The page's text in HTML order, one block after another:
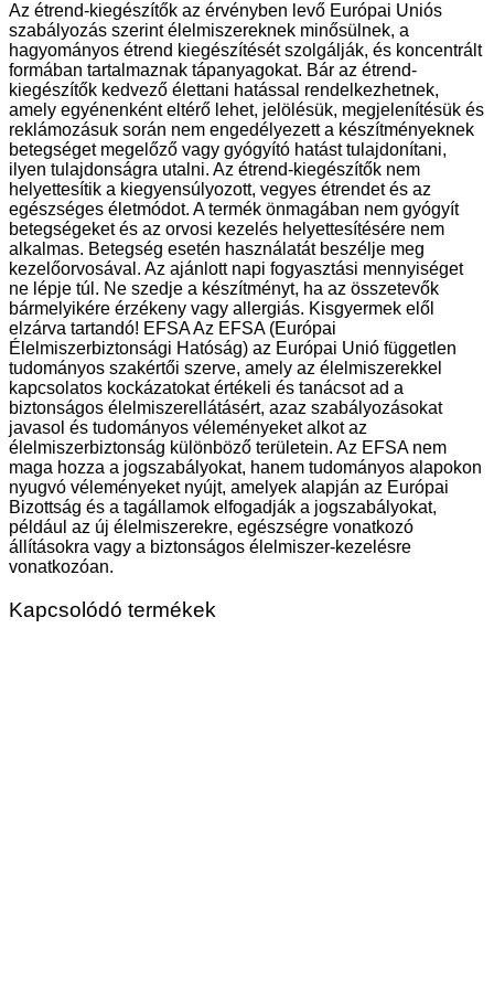
Az étrend-kiegészítők az érvényben levő Európai Uniós
szabályozás szerint élelmiszereknek minősülnek, a
hagyományos étrend kiegészítését szolgálják, és koncentrált
formában tartalmaznak tápanyagokat. Bár az étrend-
kiegészítők kedvező élettani hatással rendelkezhetnek,
amely egyénenként eltérő lehet, jelölésük, megjelenítésük és
reklámozásuk során nem engedélyezett a készítményeknek
betegséget megelőző vagy gyógyító hatást tulajdonítani,
ilyen tulajdonságra utalni. Az étrend-kiegészítők nem
helyettesítik a kiegyensúlyozott, vegyes étrendet és az
egészséges életmódot. A termék önmagában nem gyógyít
betegségeket és az orvosi kezelés helyettesítésére nem
alkalmas. Betegség esetén használatát beszélje meg
kezelőorvosával. Az ajánlott napi fogyasztási mennyiséget
ne lépje túl. Ne szedje a készítményt, ha az összetevők
bármelyikére érzékeny vagy allergiás. Kisgyermek elől
elzárva tartandó! EFSA Az EFSA (Európai
Élelmiszerbiztonsági Hatóság) az Európai Unió független
tudományos szakértői szerve, amely az élelmiszerekkel
kapcsolatos kockázatokat értékeli és tanácsot ad a
biztonságos élelmiszerellátásért, azaz szabályozásokat
javasol és tudományos véleményeket alkot az
élelmiszerbiztonság különböző területein. Az EFSA nem
maga hozza a jogszabályokat, hanem tudományos alapokon
nyugvó véleményeket nyújt, amelyek alapján az Európai
Bizottság és a tagállamok elfogadják a jogszabályokat,
például az új élelmiszerekre, egészségre vonatkozó
állításokra vagy a biztonságos élelmiszer-kezelésre
vonatkozóan.
Kapcsolódó termékek